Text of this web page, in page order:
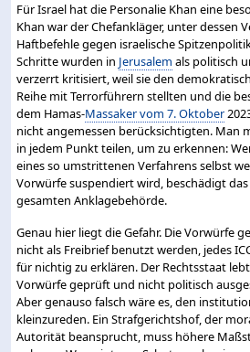
Für Israel hat die Personalie Khan eine
Khan war der Chefankläger, unter dessen
Haftbefehle gegen israelische
Schritte wurden in Jerusalem als politisch
verzerrt kritisiert, weil sie den
Reihe mit Terrorführern stellten und die
dem Hamas-Massaker vom 7. Oktober
nicht angemessen berücksichtigten. Man
in jedem Punkt teilen, um zu erkennen:
eines so umstrittenen Verfahrens selbst
Vorwürfe suspendiert wird, beschädigt
gesamten Anklagebehörde.
Genau hier liegt die Gefahr. Die Vorwürfe
nicht als Freibrief benutzt werden, jedes
für nichtig zu erklären. Der Rechtsstaat
Vorwürfe geprüft und nicht politisch
Aber genauso falsch wäre es, den
kleinzureden. Ein Strafgerichtshof, der
Autorität beansprucht, muss höhere